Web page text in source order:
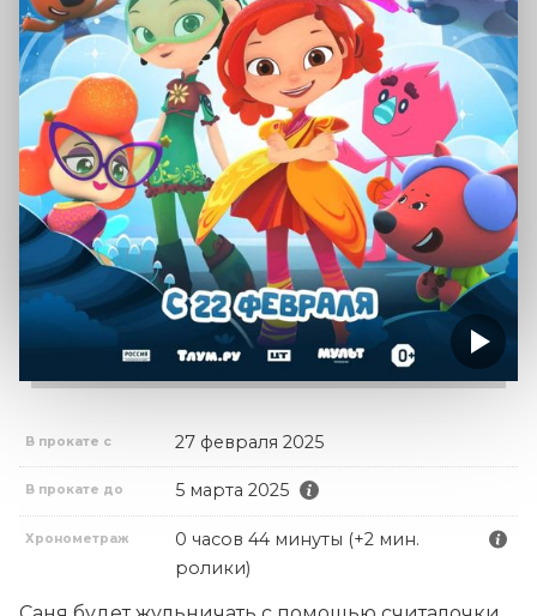
В прокате с 27 февраля 2025
В прокате до 5 марта 2025
Хронометраж
0 часов 44 минуты (+2 мин.
ролики)